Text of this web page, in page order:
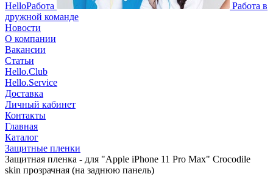
HelloРабота
Работа в
дружной команде
Новости
О компании
Вакансии
Статьи
Hello.Club
Hello.Service
Доставка
Личный кабинет
Контакты
Главная
Каталог
Защитные пленки
Защитная пленка - для "Apple iPhone 11 Pro Max" Crocodile
skin прозрачная (на заднюю панель)